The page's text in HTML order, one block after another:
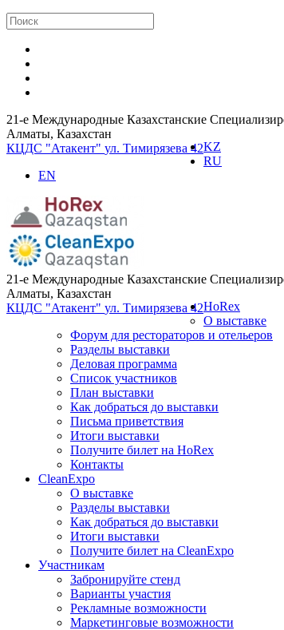
21-е Международные Казахстанские
Алматы, Казахстан
КЦДС "Атакент" ул. Тимирязева 42KZ
RU
EN
21-е Международные Казахстанские
Алматы, Казахстан
КЦДС "Атакент" ул. Тимирязева 42HoRex
О выставке
Форум для рестораторов и отельеров
Разделы выставки
Деловая программа
Список участников
План выставки
Как добраться до выставки
Письма приветствия
Итоги выставки
Получите билет на HoRex
Контакты
CleanExpo
О выставке
Разделы выставки
Как добраться до выставки
Итоги выставки
Получите билет на CleanExpo
Участникам
Забронируйте стенд
Варианты участия
Рекламные возможности
Маркетинговые возможности